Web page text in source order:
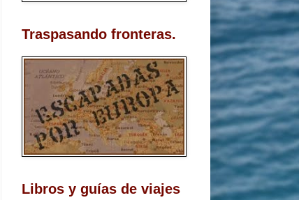
Traspasando fronteras.
Libros y guías de viajes